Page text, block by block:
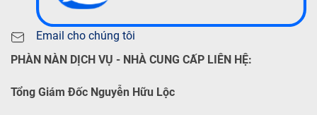
Email cho chúng tôi
PHÀN NÀN DỊCH VỤ - NHÀ CUNG CẤP LIÊN HỆ:
Tổng Giám Đốc Nguyễn Hữu Lộc